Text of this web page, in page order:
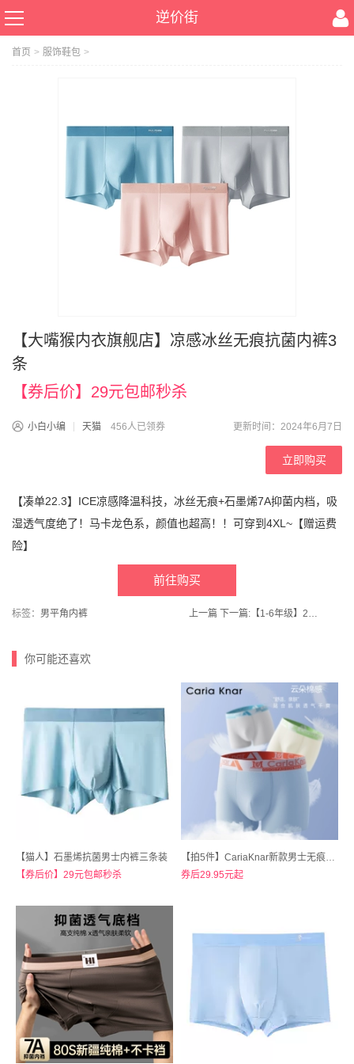
逆价街
首页 > 服饰鞋包 >
【大嘴猴内衣旗舰店】凉感冰丝无痕抗菌内裤3
条
【券后价】29元包邮秒杀
小白小编 天猫 456人已领券 更新时间：2024年6月7日
立即购买
【凑单22.3】ICE凉感降温科技，冰丝无痕+石墨烯7A抑菌内档，吸
湿透气度绝了！马卡龙色系，颜值也超高！！可穿到4XL~【赠运费
险】
前往购买
标签： 男平角内裤 上一篇 下一篇: 【1-6年级】2024秋新版教材帮小学同步作文/同步阅读训练
你可能还喜欢
【猫人】石墨烯抗菌男士内裤三条装
【券后价】29元包邮秒杀
【拍5件】CariaKnar新款男士无痕内裤蜂窝裆透气四角短裤
券后29.95元起